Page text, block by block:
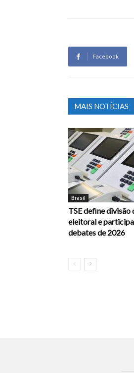
Facebook
MAIS NOTÍCIAS
Brasil
TSE define divisão
eleitoral e
debates de 2026